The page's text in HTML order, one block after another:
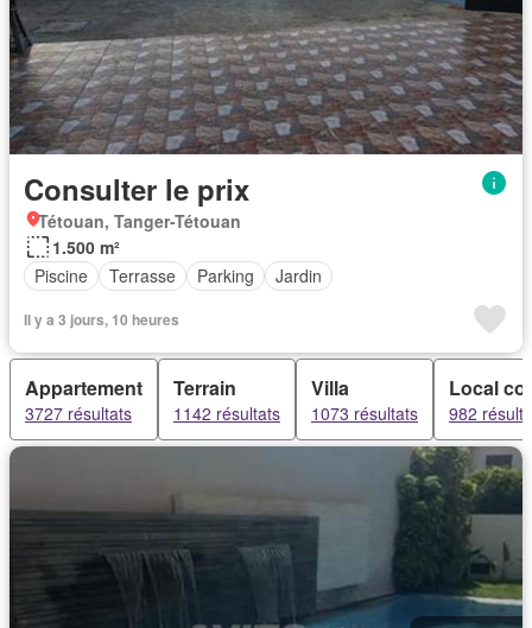
Consulter le prix
Tétouan, Tanger-Tétouan
1.500 m²
Piscine
Terrasse Parking Jardin
Il y a 3 jours, 10 heures
Appartement
3727 résultats
Terrain
1142 résultats
Villa
1073 résultats
Local
982